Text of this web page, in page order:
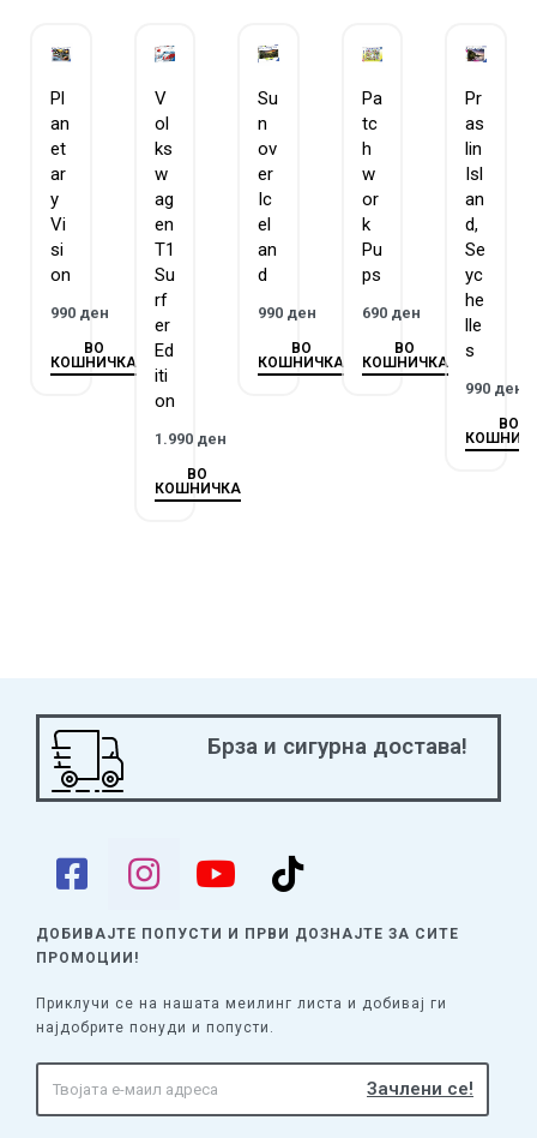
ЗАГАРАНТИРАН КВАЛИТЕТ – Равенсбургер има
од 130 години.
Pl
an
et
ar
y
Vi
si
on
990 ден
ВО
КОШНИЧКА
V
ol
ks
w
ag
en
T1
Su
rf
er
Ed
iti
on
1.990 ден
ВО
КОШНИЧКА
Su
n
ov
er
Ic
el
an
d
990 ден
ВО
КОШНИЧКА
Pa
tc
h
w
or
k
Pu
ps
690 ден
ВО
КОШНИЧКА
Pr
as
lin
Isl
an
d,
Se
yc
he
lle
s
990 ден
ВО
Брза и сигурна достава!
ДОБИВАЈТЕ ПОПУСТИ И ПРВИ ДОЗНАЈТЕ ЗА СИТЕ
ПРОМОЦИИ!
Приклучи се на нашата меилинг листа и добивај ги
најдобрите понуди и попусти.